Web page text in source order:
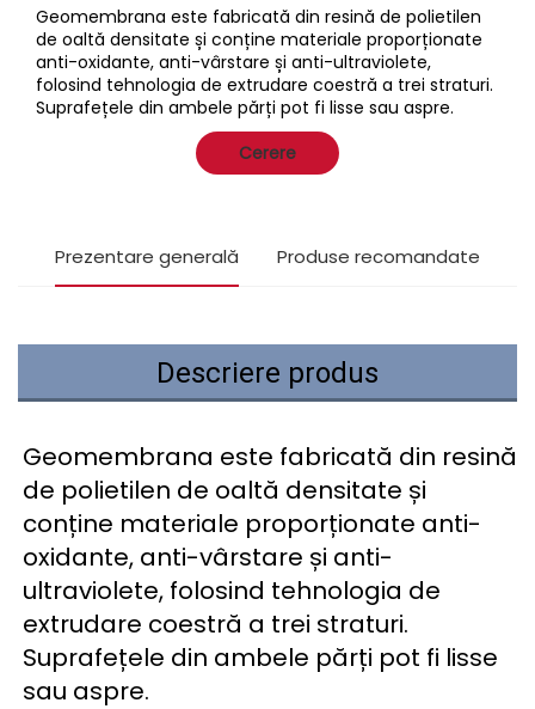
Geomembrana este fabricată din resină de polietilen
de oaltă densitate și conține materiale proporționate
anti-oxidante, anti-vârstare și anti-ultraviolete,
folosind tehnologia de extrudare coestră a trei straturi.
Suprafețele din ambele părți pot fi lisse sau aspre.
Cerere
Prezentare generală Produse recomandate
Descriere produs
Geomembrana este fabricată din resină
de polietilen de oaltă densitate și
conține materiale proporționate anti-
oxidante, anti-vârstare și anti-
ultraviolete, folosind tehnologia de
extrudare coestră a trei straturi.
Suprafețele din ambele părți pot fi lisse
sau aspre.